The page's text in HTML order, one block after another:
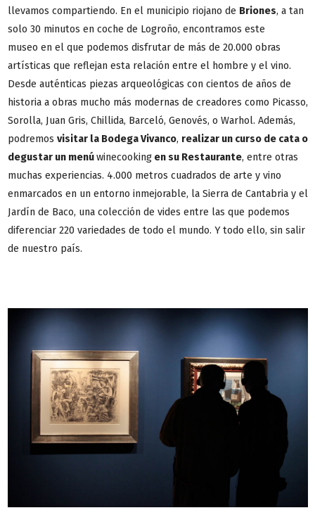
llevamos compartiendo. En el municipio riojano de Briones, a tan
solo 30 minutos en coche de Logroño, encontramos este
museo en el que podemos disfrutar de más de 20.000 obras
artísticas que reflejan esta relación entre el hombre y el vino.
Desde auténticas piezas arqueológicas con cientos de años de
historia a obras mucho más modernas de creadores como Picasso,
Sorolla, Juan Gris, Chillida, Barceló, Genovés, o Warhol. Además,
podremos visitar la Bodega Vivanco, realizar un curso de cata o
degustar un menúwinecooking en su Restaurante, entre otras
muchas experiencias. 4.000 metros cuadrados de arte y vino
enmarcados en un entorno inmejorable, la Sierra de Cantabria y el
Jardín de Baco, una colección de vides entre las que podemos
diferenciar 220 variedades de todo el mundo. Y todo ello, sin salir
de nuestro país.